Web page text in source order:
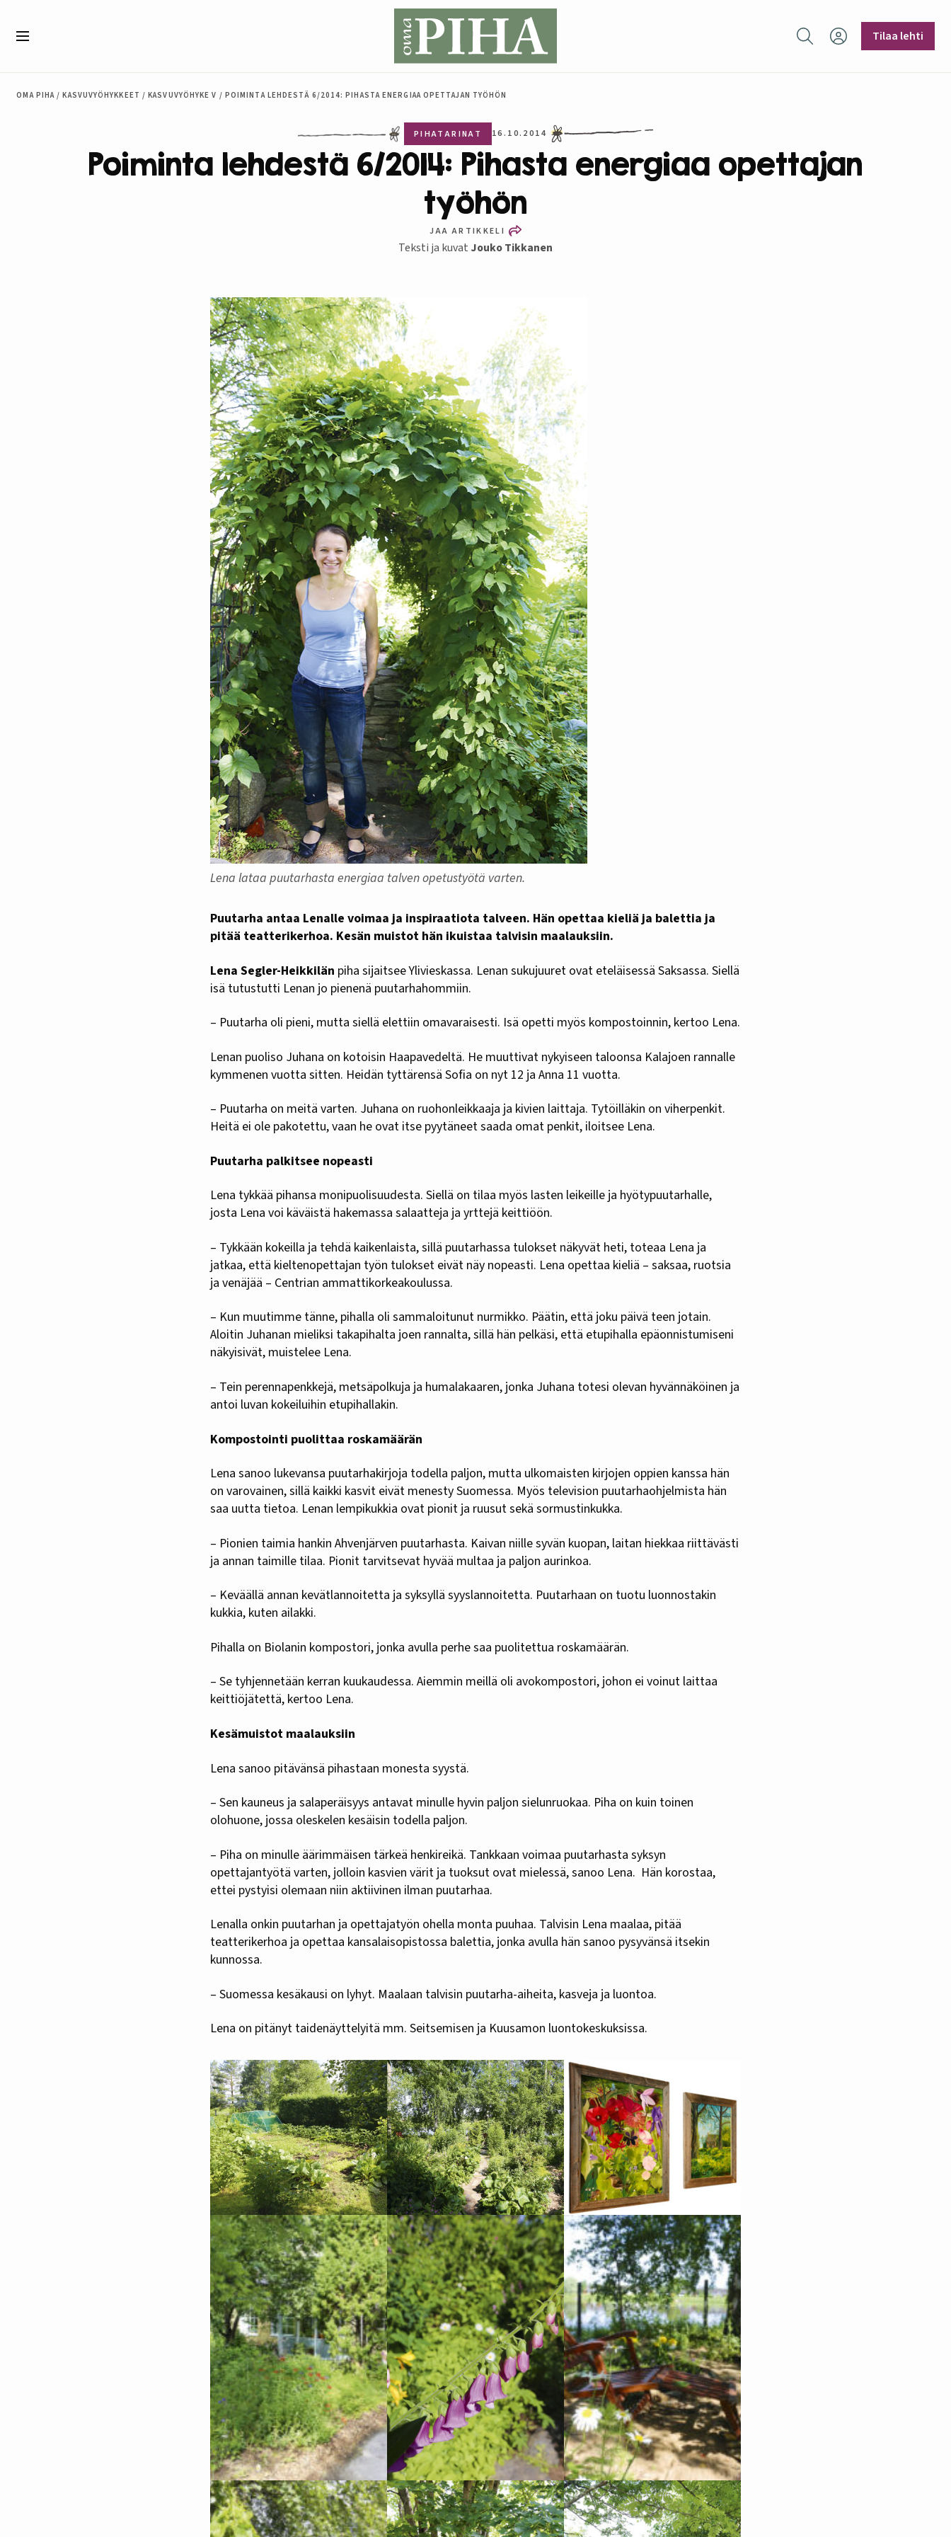
Hae sivustolta
Tilaa lehti
OMA PIHA / KASVUVYÖHYKKEET / KASVUVYÖHYKE V / POIMINTA LEHDESTÄ 6/2014: PIHASTA ENERGIAA OPETTAJAN TYÖHÖN
PIHATARINAT 16.10.2014
Poiminta lehdestä 6/2014: Pihasta energiaa opettajan
työhön
JAA ARTIKKELI
Teksti ja kuvat Jouko Tikkanen
Lena lataa puutarhasta energiaa talven opetustyötä varten.
Puutarha antaa Lenalle voimaa ja inspiraatiota talveen. Hän opettaa kieliä ja balettia ja
pitää teatterikerhoa. Kesän muistot hän ikuistaa talvisin maalauksiin.
Lena Segler-Heikkilän piha sijaitsee Ylivieskassa. Lenan sukujuuret ovat eteläisessä Saksassa. Siellä
isä tutustutti Lenan jo pienenä puutarhahommiin.
– Puutarha oli pieni, mutta siellä elettiin omavaraisesti. Isä opetti myös kompostoinnin, kertoo Lena.
Lenan puoliso Juhana on kotoisin Haapavedeltä. He muuttivat nykyiseen taloonsa Kalajoen rannalle
kymmenen vuotta sitten. Heidän tyttärensä Sofia on nyt 12 ja Anna 11 vuotta.
– Puutarha on meitä varten. Juhana on ruohonleikkaaja ja kivien laittaja. Tytöilläkin on viherpenkit.
Heitä ei ole pakotettu, vaan he ovat itse pyytäneet saada omat penkit, iloitsee Lena.
Puutarha palkitsee nopeasti
Lena tykkää pihansa monipuolisuudesta. Siellä on tilaa myös lasten leikeille ja hyötypuutarhalle,
josta Lena voi käväistä hakemassa salaatteja ja yrttejä keittiöön.
– Tykkään kokeilla ja tehdä kaikenlaista, sillä puutarhassa tulokset näkyvät heti, toteaa Lena ja
jatkaa, että kieltenopettajan työn tulokset eivät näy nopeasti. Lena opettaa kieliä – saksaa, ruotsia
ja venäjää – Centrian ammattikorkeakoulussa.
– Kun muutimme tänne, pihalla oli sammaloitunut nurmikko. Päätin, että joku päivä teen jotain.
Aloitin Juhanan mieliksi takapihalta joen rannalta, sillä hän pelkäsi, että etupihalla epäonnistumiseni
näkyisivät, muistelee Lena.
– Tein perennapenkkejä, metsäpolkuja ja humalakaaren, jonka Juhana totesi olevan hyvännäköinen ja
antoi luvan kokeiluihin etupihallakin.
Kompostointi puolittaa roskamäärän
Lena sanoo lukevansa puutarhakirjoja todella paljon, mutta ulkomaisten kirjojen oppien kanssa hän
on varovainen, sillä kaikki kasvit eivät menesty Suomessa. Myös television puutarhaohjelmista hän
saa uutta tietoa. Lenan lempikukkia ovat pionit ja ruusut sekä sormustinkukka.
– Pionien taimia hankin Ahvenjärven puutarhasta. Kaivan niille syvän kuopan, laitan hiekkaa riittävästi
ja annan taimille tilaa. Pionit tarvitsevat hyvää multaa ja paljon aurinkoa.
– Keväällä annan kevätlannoitetta ja syksyllä syyslannoitetta. Puutarhaan on tuotu luonnostakin
kukkia, kuten ailakki.
Pihalla on Biolanin kompostori, jonka avulla perhe saa puolitettua roskamäärän.
– Se tyhjennetään kerran kuukaudessa. Aiemmin meillä oli avokompostori, johon ei voinut laittaa
keittiöjätettä, kertoo Lena.
Kesämuistot maalauksiin
Lena sanoo pitävänsä pihastaan monesta syystä.
– Sen kauneus ja salaperäisyys antavat minulle hyvin paljon sielunruokaa. Piha on kuin toinen
olohuone, jossa oleskelen kesäisin todella paljon.
– Piha on minulle äärimmäisen tärkeä henkireikä. Tankkaan voimaa puutarhasta syksyn
opettajantyötä varten, jolloin kasvien värit ja tuoksut ovat mielessä, sanoo Lena. Hän korostaa,
ettei pystyisi olemaan niin aktiivinen ilman puutarhaa.
Lenalla onkin puutarhan ja opettajatyön ohella monta puuhaa. Talvisin Lena maalaa, pitää
teatterikerhoa ja opettaa kansalaisopistossa balettia, jonka avulla hän sanoo pysyvänsä itsekin
kunnossa.
– Suomessa kesäkausi on lyhyt. Maalaan talvisin puutarha-aiheita, kasveja ja luontoa.
Lena on pitänyt taidenäyttelyitä mm. Seitsemisen ja Kuusamon luontokeskuksissa.